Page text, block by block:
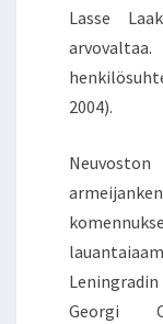
Lasse
2004).
Georgi